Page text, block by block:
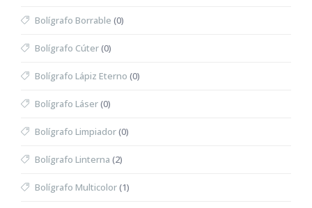
Bolígrafo Borrable (0)
Bolígrafo Cúter(0)
Bolígrafo Lápiz Eterno (0)
Bolígrafo Láser(0)
Bolígrafo Limpiador(0)
Bolígrafo Linterna (2)
Bolígrafo Multicolor(1)